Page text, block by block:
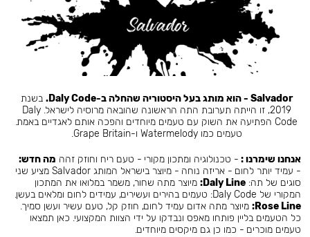
Salvador - הוא מותג בעל היסטוריה שהחלה ב-Daly Code.
בשנת
2019, זו הייתה תערובת התה הראשונה שהובאה מרוסיה לישראל. Daly
Code הפתיעה את השוק עם טעמים מיוחדים והפכה אותם לאגדיים באמת.
טעמים כמו Watermelody ו-Grape Britain.
אנחנו שימרנו : - טכנולוגיה ומתכון מקורי - טעם ריח וחוזק זהה מה חדש:
- עמיד יותר לחום - אריזה נוחה - מיוצר בישראל המותג Salvador מציע שני
סוגים של תה:Daly Line: מיוצר מתה שחור, משמר במלואו את המתכון
המקורי של Daly Code: טעמים בהירים ועשירים, עמידים לחום ומלאים בעשן.
Rose Line: מיוצר מתה אדום עמיד לחום, חוזק קל, טעם עשיר ועשן סמיך.
כל הטעמים בליין פותחו מאפס ונבדקו על ידי הצוות המקצועי. כאן תמצאו
טעמים מוכרים - כמו כן גם מיקסים מיוחדים.